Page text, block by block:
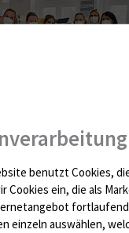
Schreiber (2. v. l.) und
die
(5.v.r.), Lina
übergibt.
Jahren für
benutzt Cookies,
Cookies ein, die als
fortlaufend
einzeln auswählen,